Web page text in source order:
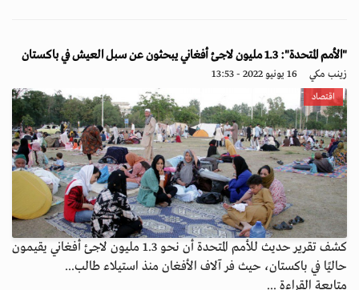
"الأمم المتحدة": 1.3 مليون لاجئ أفغاني يبحثون عن سبل العيش في باكستان
زينب مكي 16 يونيو 2022 - 13:53
اقتصاد
كشف تقرير حديث للأمم المتحدة أن نحو 1.3 مليون لاجئ أفغاني يقيمون
حاليًا في باكستان، حيث فر آلاف الأفغان منذ استيلاء طالب...
متابعة القراءة ...